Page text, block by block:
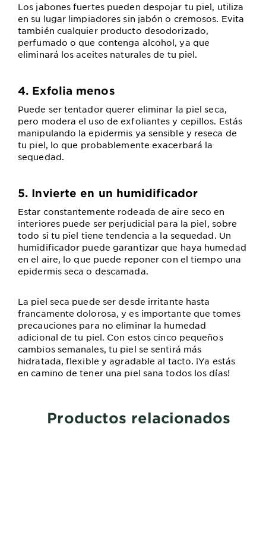
Los jabones fuertes pueden despojar tu piel, utiliza
en su lugar limpiadores sin jabón o cremosos. Evita
también cualquier producto desodorizado,
perfumado o que contenga alcohol, ya que
eliminará los aceites naturales de tu piel.
4. Exfolia menos
Puede ser tentador querer eliminar la piel seca,
pero modera el uso de exfoliantes y cepillos. Estás
manipulando la epidermis ya sensible y reseca de
tu piel, lo que probablemente exacerbará la
sequedad.
5. Invierte en un humidificador
Estar constantemente rodeada de aire seco en
interiores puede ser perjudicial para la piel, sobre
todo si tu piel tiene tendencia a la sequedad. Un
humidificador puede garantizar que haya humedad
en el aire, lo que puede reponer con el tiempo una
epidermis seca o descamada.
La piel seca puede ser desde irritante hasta
francamente dolorosa, y es importante que tomes
precauciones para no eliminar la humedad
adicional de tu piel. Con estos cinco pequeños
cambios semanales, tu piel se sentirá más
hidratada, flexible y agradable al tacto. ¡Ya estás
en camino de tener una piel sana todos los días!
Productos relacionados